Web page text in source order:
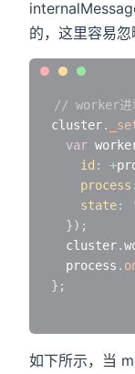
的，这里容易忽
// worker进
cluster.
var
id : +
process :
state:
}) ;
  cluster
.
  process
.
} ;
如下所示，当